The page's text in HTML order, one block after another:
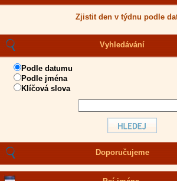
Zjistit den v týdnu podle
Vyhledávání
Podle datumu
Podle jména
Klíčová slova
Doporučujeme